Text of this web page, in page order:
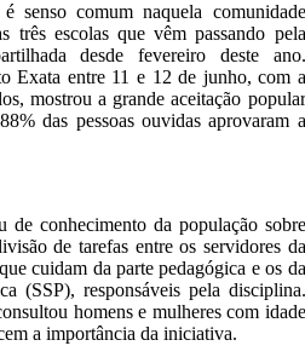
senso comum naquela comunidade
três escolas que vêm passando pela
desde fevereiro deste ano.
Exata entre 11 e 12 de junho, com a
mostrou a grande aceitação popular
das pessoas ouvidas aprovaram a
conhecimento da população sobre
de tarefas entre os servidores da
cuidam da parte pedagógica e os da
(SSP), responsáveis pela disciplina.
homens e mulheres com idade
a importância da iniciativa.